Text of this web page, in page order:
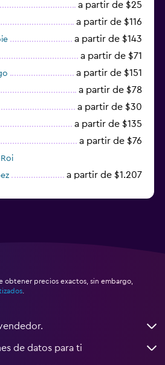
a partir de $25
a partir de $116
a partir de $143
a partir de $71
a partir de $151
a partir de $78
a partir de $30
a partir de $135
a partir de $76
a partir de $1.207
obtener precios exactos, sin embargo,
de datos para ti